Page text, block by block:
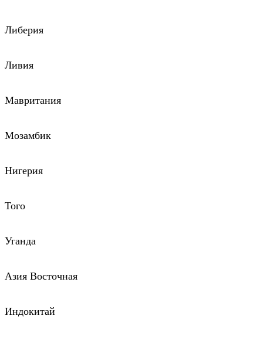
Либерия
Ливия
Мавритания
Мозамбик
Нигерия
Того
Уганда
Азия Восточная
Индокитай